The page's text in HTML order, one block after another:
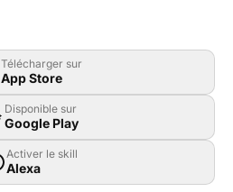
Télécharger sur
App Store
Disponible sur
Google Play
Activer le skill
Alexa